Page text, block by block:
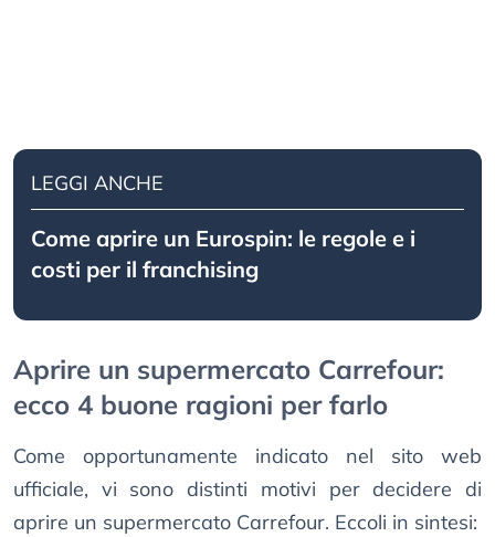
LEGGI ANCHE
Come aprire un Eurospin: le regole e i
costi per il franchising
Aprire un supermercato Carrefour:
ecco 4 buone ragioni per farlo
Come opportunamente indicato nel sito web
ufficiale, vi sono distinti motivi per decidere di
aprire un supermercato Carrefour. Eccoli in sintesi: